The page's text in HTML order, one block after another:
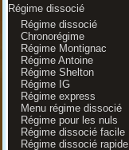
Régime dissocié
Régime dissocié
Chronorégime
Régime Montignac
Régime Antoine
Régime Shelton
Régime IG
Régime express
Menu régime dissocié
Régime pour les nuls
Régime dissocié facile
Régime dissocié rapide